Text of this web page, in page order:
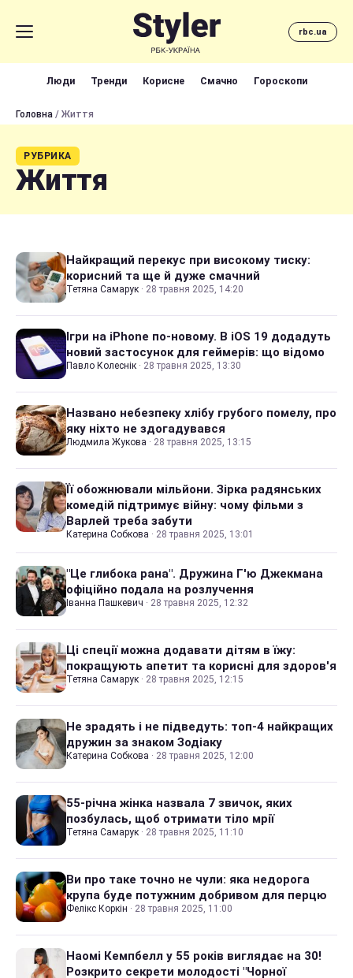
rbc.ua
Люди Тренди Корисне Смачно Гороскопи
Головна / Життя
РУБРИКА
Життя
Найкращий перекус при високому тиску:
корисний та ще й дуже смачний
Тетяна Самарук · 28 травня 2025, 14:20
Ігри на iPhone по-новому. В iOS 19 додадуть
новий застосунок для геймерів: що відомо
Павло Колеснік · 28 травня 2025, 13:30
Названо небезпеку хлібу грубого помелу, про
яку ніхто не здогадувався
Людмила Жукова · 28 травня 2025, 13:15
Її обожнювали мільйони. Зірка радянських
комедій підтримує війну: чому фільми з
Варлей треба забути
Катерина Собкова · 28 травня 2025, 13:01
"Це глибока рана". Дружина Г'ю Джекмана
офіційно подала на розлучення
Іванна Пашкевич · 28 травня 2025, 12:32
Ці спеції можна додавати дітям в їжу:
покращують апетит та корисні для здоров'я
Тетяна Самарук · 28 травня 2025, 12:15
Не зрадять і не підведуть: топ-4 найкращих
дружин за знаком Зодіаку
Катерина Собкова · 28 травня 2025, 12:00
55-річна жінка назвала 7 звичок, яких
позбулась, щоб отримати тіло мрії
Тетяна Самарук · 28 травня 2025, 11:10
Ви про таке точно не чули: яка недорога
крупа буде потужним добривом для перцю
Фелікс Коркін · 28 травня 2025, 11:00
Наомі Кемпбелл у 55 років виглядає на 30!
Розкрито секрети молодості "Чорної